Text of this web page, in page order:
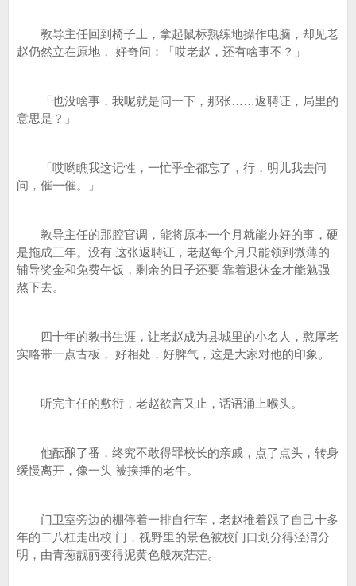
教导主任回到椅子上，拿起鼠标熟练地操作电脑，却见老
赵仍然立在原地， 好奇问：「哎老赵，还有啥事不？」
「也没啥事，我呢就是问一下，那张……返聘证，局里的
意思是？」
「哎哟瞧我这记性，一忙乎全都忘了，行，明儿我去问
问，催一催。」
教导主任的那腔官调，能将原本一个月就能办好的事，硬
是拖成三年。没有 这张返聘证，老赵每个月只能领到微薄的
辅导奖金和免费午饭，剩余的日子还要 靠着退休金才能勉强
熬下去。
四十年的教书生涯，让老赵成为县城里的小名人，憨厚老
实略带一点古板， 好相处，好脾气，这是大家对他的印象。
听完主任的敷衍，老赵欲言又止，话语涌上喉头。
他酝酿了番，终究不敢得罪校长的亲戚，点了点头，转身
缓慢离开，像一头 被挨捶的老牛。
门卫室旁边的棚停着一排自行车，老赵推着跟了自己十多
年的二八杠走出校 门，视野里的景色被校门口划分得泾渭分
明，由青葱靓丽变得泥黄色般灰茫茫。